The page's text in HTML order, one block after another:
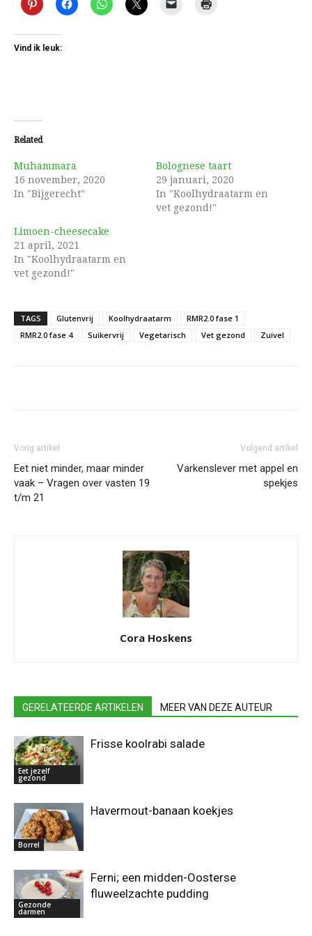
Vind ik leuk:
Related
Muhammara
16 november, 2020
In "Bijgerecht"
Bolognese taart
29 januari, 2020
In "Koolhydraatarm en
vet gezond!"
Limoen-cheesecake
21 april, 2021
In "Koolhydraatarm en
vet gezond!"
TAGS Glutenvrij Koolhydraatarm
RMR2.0 fase 1
RMR2.0 fase 4
Suikervrij Vegetarisch Vet gezond Zuivel
Vorig artikel
Eet niet minder, maar minder
vaak – Vragen over vasten 19
t/m 21
Volgend artikel
Varkenslever met appel en
spekjes
Cora Hoskens
GERELATEERDE ARTIKELEN MEER VAN DEZE AUTEUR
Eet jezelf
gezond
Frisse koolrabi salade
Borrel
Havermout-banaan koekjes
Gezonde
darmen
Ferni; een midden-Oosterse
fluweelzachte pudding